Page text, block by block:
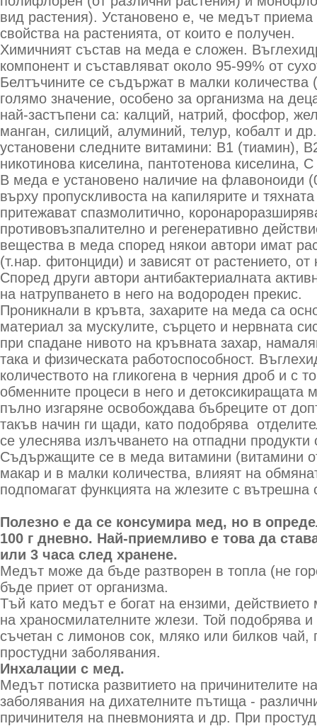
вид растения). Установено е, че медът приема
свойства на растенията, от които е получен.
Химичният състав на меда е сложен.
компонент и съставляват около 95-99% от
Белтъчините се съдържат в малки количества
голямо значение, особено за организма на
най-застъпени са: калций, натрий, фосфор,
манган, силиций, алуминий, телур, кобалт и
установени следните витамини: В1 (тиамин),
никотинова киселина, пантотенова киселина,
В меда е установено наличие на флавоноиди
върху пропускливоста на капилярите и
притежават спазмолитично,
противовъзпалително и регенеративно
вещества в меда според някои автори имат
(т.нар. фитонциди) и зависят от растението,
Според други автори антибактериалната
на натрупването в него на водороден прекис.
Проникнали в кръвта, захарите на меда са
материал за мускулите, сърцето и нервната
при спадане нивото на кръвната захар,
така и физическата работоспособност.
количеството на гликогена в черния дроб и с
обменните процеси в него и детоксикиращата
пълно изгаряне освобождава бъбреците от
такъв начин ги щади, като подобрява
се улеснява излъчването на отпадни продукти
Съдържащите се в меда витамини (витамини
макар и в малки количества, влияят на
подпомагат функцията на жлезите с вътрешна
Полезно е да се консумира мед, но в
100 г дневно. Най-приемливо е това да
или 3 часа след хранене.
Медът може да бъде разтворен в топла (не
бъде приет от организма.
Тъй като медът е богат на ензими,
на храносмилателните жлези. Той подобрява
съчетан с лимонов сок, мляко или билков
простудни заболявания.
Инхалации с мед.
Медът потиска развитието на причинителите
заболявания на дихателните пътища -
причинителя на пневмонията и др. При